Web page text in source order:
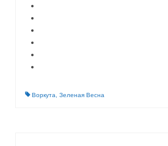
Воркута Зеленая Весна